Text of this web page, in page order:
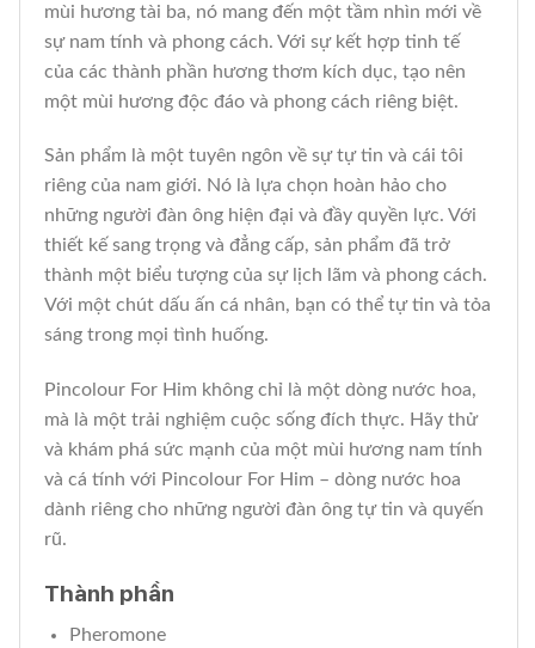
mùi hương tài ba, nó mang đến một tầm nhìn mới về
sự nam tính và phong cách. Với sự kết hợp tinh tế
của các thành phần hương thơm kích dục, tạo nên
một mùi hương độc đáo và phong cách riêng biệt.
Sản phẩm là một tuyên ngôn về sự tự tin và cái tôi
riêng của nam giới. Nó là lựa chọn hoàn hảo cho
những người đàn ông hiện đại và đầy quyền lực. Với
thiết kế sang trọng và đẳng cấp, sản phẩm đã trở
thành một biểu tượng của sự lịch lãm và phong cách.
Với một chút dấu ấn cá nhân, bạn có thể tự tin và tỏa
sáng trong mọi tình huống.
Pincolour For Him không chỉ là một dòng nước hoa,
mà là một trải nghiệm cuộc sống đích thực. Hãy thử
và khám phá sức mạnh của một mùi hương nam tính
và cá tính với Pincolour For Him – dòng nước hoa
dành riêng cho những người đàn ông tự tin và quyến
rũ.
Thành phần
Pheromone